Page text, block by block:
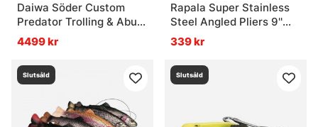
Daiwa Söder Custom
Predator Trolling & Abu
Garcia Cardinal Combo
4-Pack
4499 kr
Rapala Super Stainless
Steel Angled Pliers 9''
23cm
339 kr
Slutsåld Slutsåld